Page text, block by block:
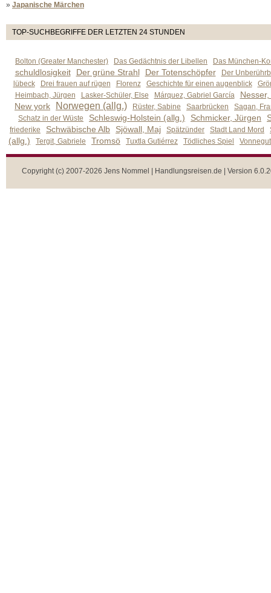
» Japanische Märchen
TOP-SUCHBEGRIFFE DER LETZTEN 24 STUNDEN
Bolton (Greater Manchester) Das Gedächtnis der Libellen Das München-
schuldlosigkeit Der grüne Strahl Der Totenschöpfer
Der
lübeck
Drei frauen auf rügen Florenz Geschichte für einen augenblick
Heimbach, Jürgen
Lasker-Schüler, Else Márquez, Gabriel García
New york
Norwegen (allg.) Rüster, Sabine Saarbrücken
Sagan,
Schatz in der Wüste
Schleswig-Holstein (allg.) Schmicker, Jürgen
friederike Schwäbische Alb Sjöwall, Maj Spätzünder Stadt Land Mord
(allg.) Tergit, Gabriele Tromsö Tuxtla Gutiérrez Tödliches Spiel
Copyright (c) 2007-2026 Jens Nommel | Handlungsreisen.de | Version